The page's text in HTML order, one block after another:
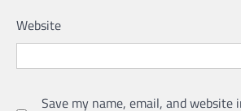
Website
Save my name, email, and